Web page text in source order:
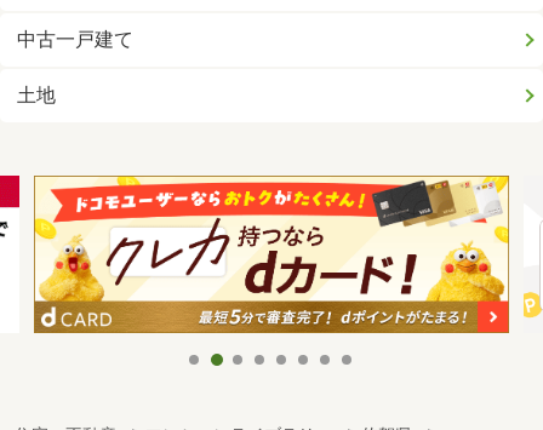
中古一戸建て
土地